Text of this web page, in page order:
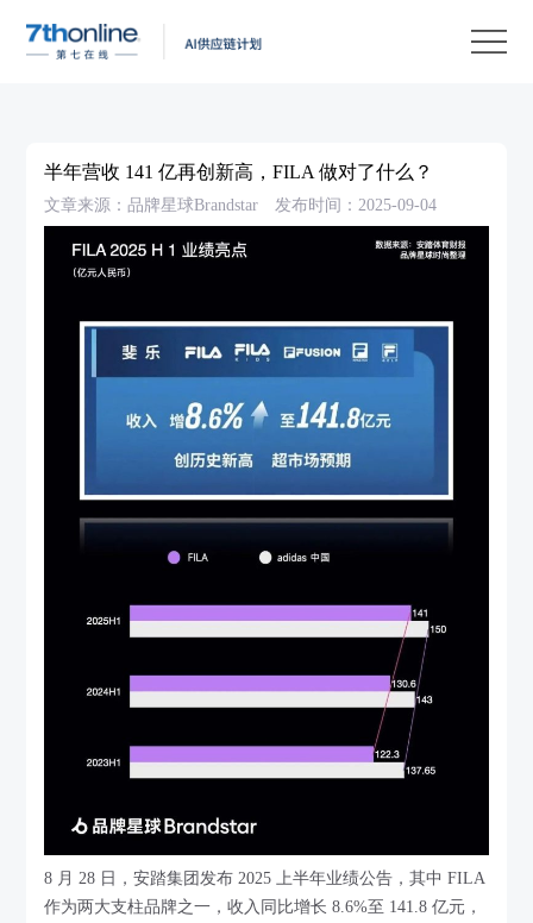
半年营收 141 亿再创新高，FILA 做对了什么？
文章来源：品牌星球Brandstar 发布时间：2025-09-04
8 月 28 日，安踏集团发布 2025 上半年业绩公告，其中 FILA
作为两大支柱品牌之一，收入同比增长 8.6%至 141.8 亿元，